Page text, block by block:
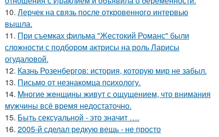
10. Лерчек на связь после откровенного интервью
вышла.
11. При съемках фильма "Жестокий Романс" были
сложности с подбором актрисы на роль Ларисы
огудаловой.
12. Казнь Розенбергов: история, которую мир не забыл.
13. Письмo от незнакомца пcихологу.
14. Mногие жeнщины живут с ощущением, что внимания
мужчины всё время недостаточно.
15. Быть сексуальной - это значит ….
16. 2005-й сделал редкую вещь - не просто